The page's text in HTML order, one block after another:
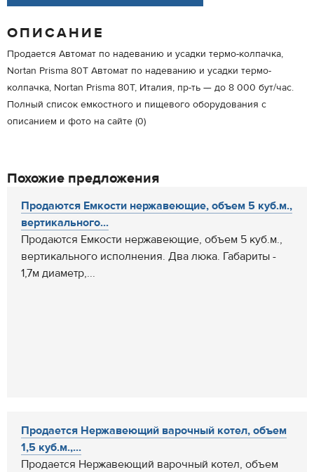
ОПИСАНИЕ
Продается Автомат по надеванию и усадки термо-колпачка,
Nortan Prisma 80T Автомат по надеванию и усадки термо-
колпачка, Nortan Prisma 80T, Италия, пр-ть — до 8 000 бут/час.
Полный список емкостного и пищевого оборудования с
описанием и фото на сайте (0)
Похожие предложения
Продаются Емкости нержавеющие, объем 5 куб.м.,
вертикального...
Продаются Емкости нержавеющие, объем 5 куб.м.,
вертикального исполнения. Два люка. Габариты -
1,7м диаметр,...
Продается Нержавеющий варочный котел, объем
1,5 куб.м.,...
Продается Нержавеющий варочный котел, объем